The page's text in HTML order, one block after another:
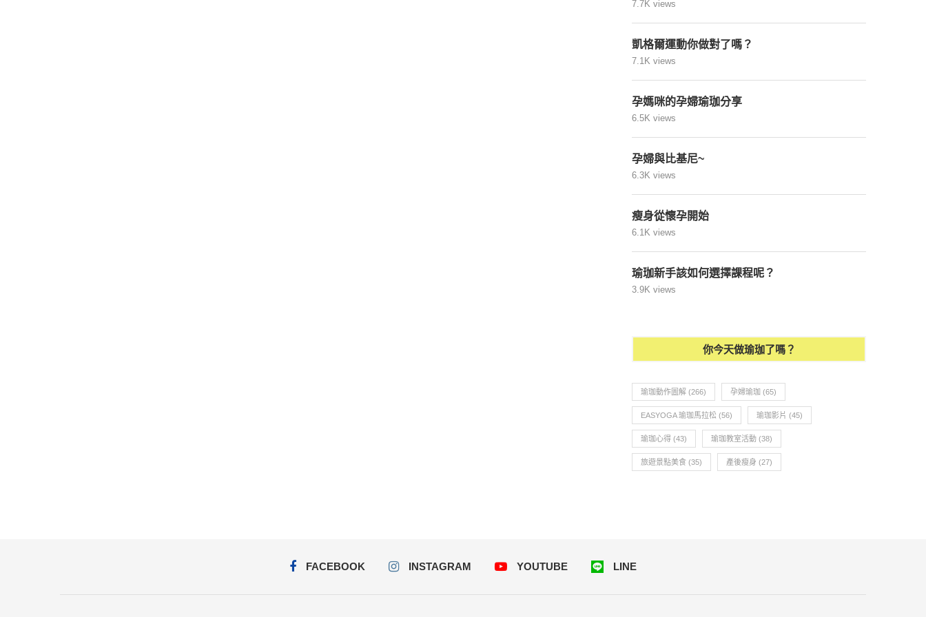
7.7K views
凱格爾運動你做對了嗎？
7.1K views
孕媽咪的孕婦瑜珈分享
6.5K views
孕婦與比基尼~
6.3K views
瘦身從懷孕開始
6.1K views
瑜珈新手該如何選擇課程呢？
3.9K views
你今天做瑜珈了嗎？
瑜珈動作圖解 (266) 孕婦瑜珈 (65)
EASYOGA 瑜珈馬拉松 (56) 瑜珈影片 (45)
瑜珈心得 (43) 瑜珈教室活動 (38)
旅遊景點美食 (35) 產後瘦身 (27)
FACEBOOK INSTAGRAM YOUTUBE LINE